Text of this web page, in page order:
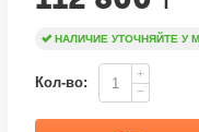
НАЛИЧИЕ УТОЧНЯЙТЕ У
Кол-во:
+
−